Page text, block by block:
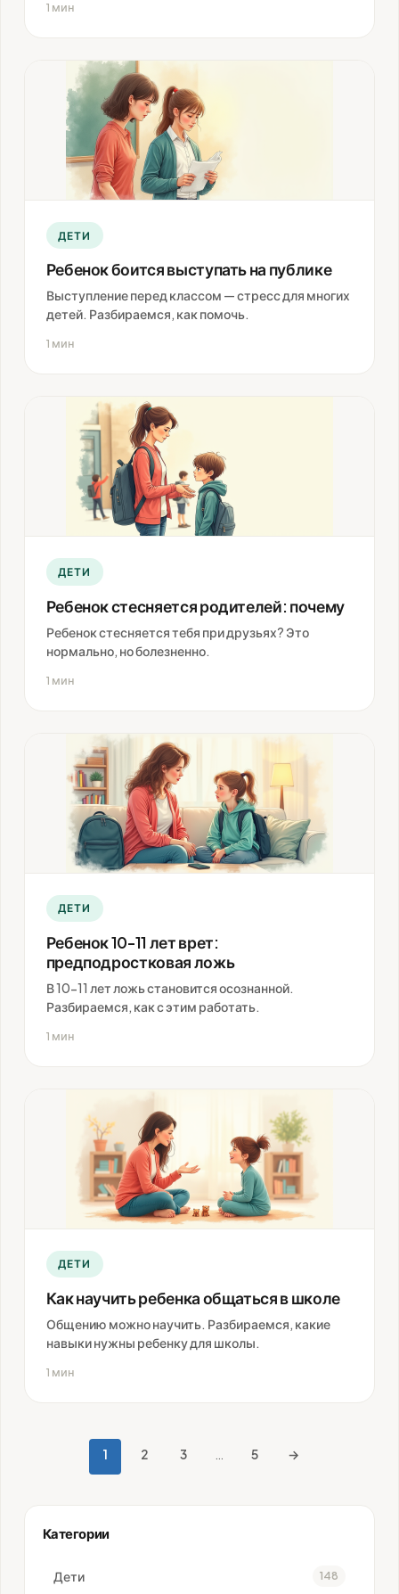
1 мин
ДЕТИ
Ребенок боится выступать на публике
Выступление перед классом — стресс для многих
детей. Разбираемся, как помочь.
1 мин
ДЕТИ
Ребенок стесняется родителей: почему
Ребенок стесняется тебя при друзьях? Это
нормально, но болезненно.
1 мин
ДЕТИ
Ребенок 10-11 лет врет:
предподростковая ложь
В 10-11 лет ложь становится осознанной.
Разбираемся, как с этим работать.
1 мин
ДЕТИ
Как научить ребенка общаться в школе
Общению можно научить. Разбираемся, какие
навыки нужны ребенку для школы.
1 мин
записей
1 2 3 5 →
Категории
Дети 148